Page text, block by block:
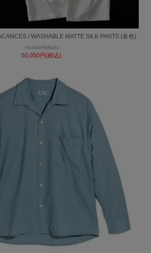
/ WASHABLE MATTE SILK PANTS (各色)
71,500円(税込)
50,050円(税込)